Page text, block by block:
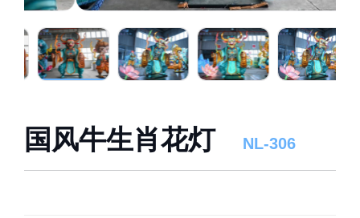
国风牛生肖花灯 NL-306